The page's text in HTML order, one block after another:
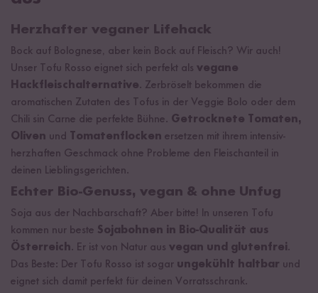
Herzhafter veganer Lifehack
Bock auf Bolognese, aber kein Bock auf Fleisch? Wir auch!
Unser Tofu Rosso eignet sich perfekt als vegane
Hackfleischalternative. Zerbröselt bekommen die
aromatischen Zutaten des Tofus in der Veggie Bolo oder dem
Chili sin Carne die perfekte Bühne. Getrocknete Tomaten,
Oliven und Tomatenflocken ersetzen mit ihrem intensiv-
herzhaften Geschmack ohne Probleme den Fleischanteil in
deinen Lieblingsgerichten.
Echter Bio-Genuss, vegan & ohne Unfug
Soja aus der Nachbarschaft? Aber bitte! In unseren Tofu
kommen nur beste Sojabohnen in Bio-Qualität aus
Österreich. Er ist von Natur aus vegan und glutenfrei.
Das Beste: Der Tofu Rosso ist sogar ungekühlt haltbar und
eignet sich damit perfekt für deinen Vorratsschrank.